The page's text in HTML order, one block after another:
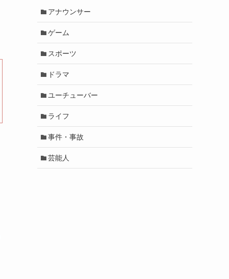
アナウンサー
ゲーム
スポーツ
ドラマ
ユーチューバー
ライフ
事件・事故
芸能人